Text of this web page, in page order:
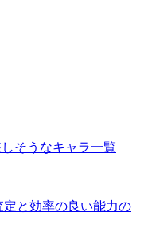
そうなキャラ一覧
と効率の良い能力の